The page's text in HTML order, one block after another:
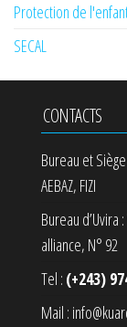
Protection de
SECAL
CONTACTS
Bureau et
AEBAZ, FIZI
Bureau d’Uvira
alliance, N° 92
Tel : (+243)
Mail :